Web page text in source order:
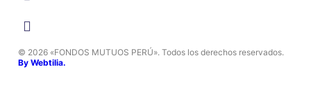
© 2026 «FONDOS MUTUOS PERÚ». Todos los derechos reservados.
By Webtilia.